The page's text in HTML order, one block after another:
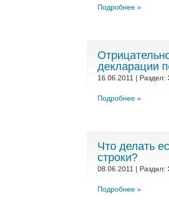
Подробнее »
декларации
16.06.2011 | Раздел:
Подробнее »
Что делать
строки?
08.06.2011 | Раздел:
Подробнее »